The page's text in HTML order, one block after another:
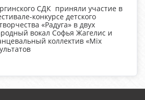
СДК приняли участие в
конкурсе детского
«Радуга» в двух
вокал Софья Жагелис и
коллектив «Mix